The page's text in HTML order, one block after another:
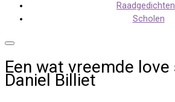
Raadgedichten
Scholen
Een wat vreemde
Daniel Billiet